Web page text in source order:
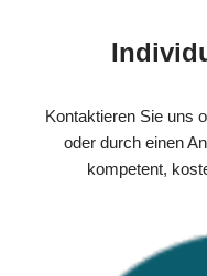
Kontaktieren Sie uns
oder durch einen
kompetent,